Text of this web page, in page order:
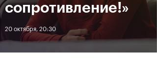
ЛЕНТА
Андрей Рублев подарил
себе Кубок Cartier на день
рождения
«ВТБ
сопротивление!»
20 октября, 20:30